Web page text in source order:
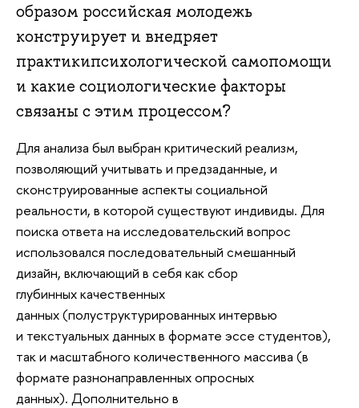
образом российская молодежь
конструирует и внедряет
практикипсихологической самопомощи
и какие социологические факторы
связаны с этим процессом?
Для анализа был выбран критический реализм,
позволяющий учитывать и предзаданные, и
сконструированные аспекты социальной
реальности, в которой существуют индивиды. Для
поиска ответа на исследовательский вопрос
использовался последовательный смешанный
дизайн, включающий в себя как сбор
глубинных качественных
данных (полуструктурированных интервью
и текстуальных данных в формате эссе студентов),
так и масштабного количественного массива (в
формате разнонаправленных опросных
данных). Дополнительно в